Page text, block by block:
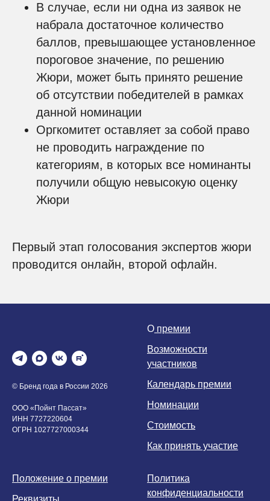
В случае, если ни одна из заявок не
набрала достаточное количество
баллов, превышающее установленное
пороговое значение, по решению
Жюри, может быть принято решение
об отсутствии победителей в рамках
данной номинации
Оргкомитет оставляет за собой право
не проводить награждение по
категориям, в которых все номинанты
получили общую невысокую оценку
Жюри
Первый этап голосования экспертов жюри
проводится онлайн, второй офлайн.
© Бренд года в России 2026
ООО «Пойнт Пассат»
ИНН 7727220604
ОГРН 1027727000344
О премии
Возможности
участников
Календарь премии
Номинации
Стоимость
Как принять участие
Положение о премии
Реквизиты
Политика
конфиденциальности